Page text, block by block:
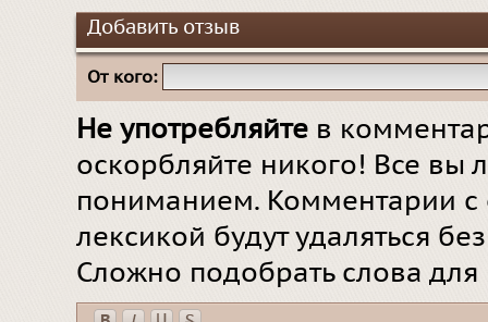
Добавить отзыв
От кого:
Не употребляйте в
оскорбляйте никого! Все вы
пониманием. Комментарии
лексикой будут удаляться
Сложно подобрать слова